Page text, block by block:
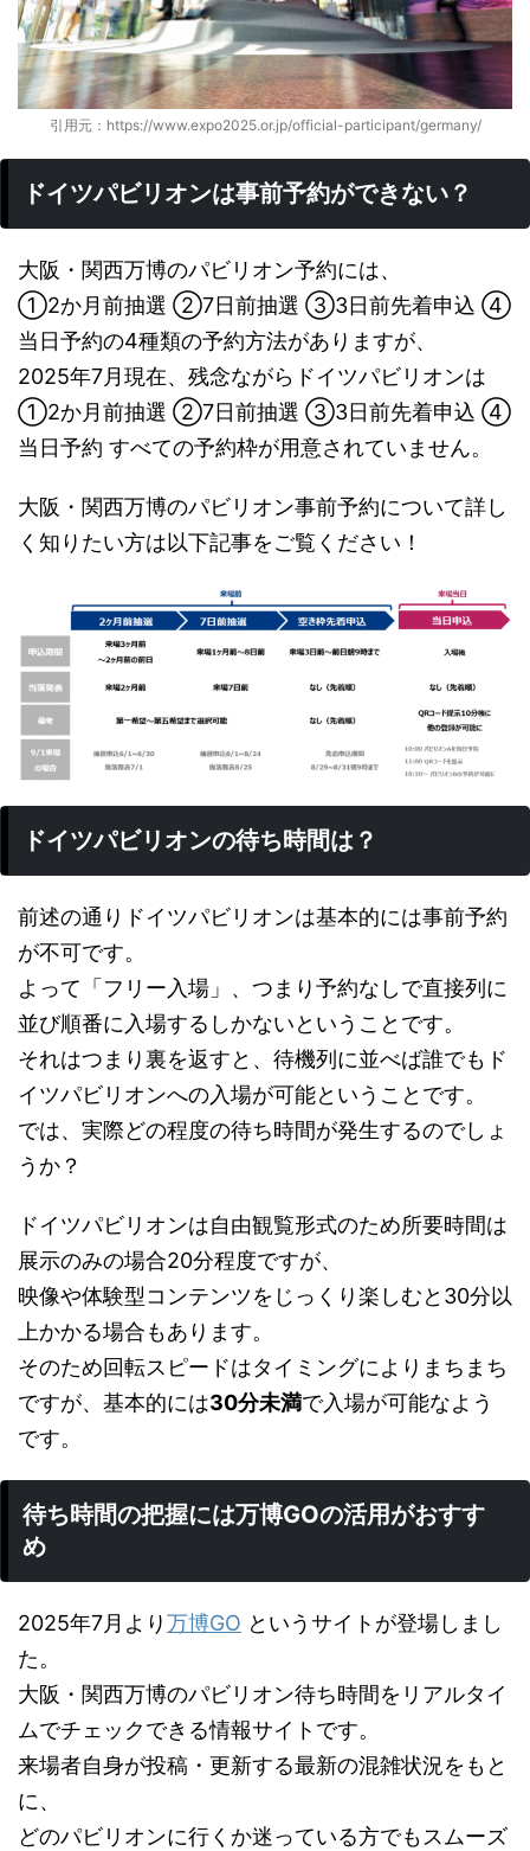
引用元：https://www.expo2025.or.jp/official-participant/germany/
ドイツパビリオンは事前予約ができない？
大阪・関西万博のパビリオン予約には、
①2か月前抽選 ②7日前抽選 ③3日前先着申込 ④
当日予約の4種類の予約方法がありますが、
2025年7月現在、残念ながらドイツパビリオンは
①2か月前抽選 ②7日前抽選 ③3日前先着申込 ④
当日予約 すべての予約枠が用意されていません。
大阪・関西万博のパビリオン事前予約について詳し
く知りたい方は以下記事をご覧ください！
ドイツパビリオンの待ち時間は？
前述の通りドイツパビリオンは基本的には事前予約
が不可です。
よって「フリー入場」、つまり予約なしで直接列に
並び順番に入場するしかないということです。
それはつまり裏を返すと、待機列に並べば誰でもド
イツパビリオンへの入場が可能ということです。
では、実際どの程度の待ち時間が発生するのでしょ
うか？
ドイツパビリオンは自由観覧形式のため所要時間は
展示のみの場合20分程度ですが、
映像や体験型コンテンツをじっくり楽しむと30分以
上かかる場合もあります。
そのため回転スピードはタイミングによりまちまち
ですが、基本的には30分未満で入場が可能なよう
です。
待ち時間の把握には万博GOの活用がおすす
め
2025年7月より万博GO というサイトが登場しまし
た。
大阪・関西万博のパビリオン待ち時間をリアルタイ
ムでチェックできる情報サイトです。
来場者自身が投稿・更新する最新の混雑状況をもと
に、
どのパビリオンに行くか迷っている方でもスムーズ